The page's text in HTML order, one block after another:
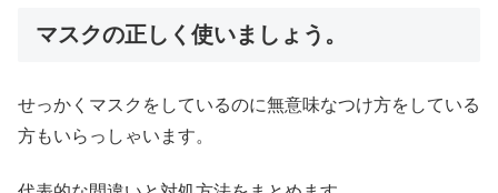
マスクの正しく使いましょう。
せっかくマスクをしているのに無意味なつけ方をしている
方もいらっしゃいます。